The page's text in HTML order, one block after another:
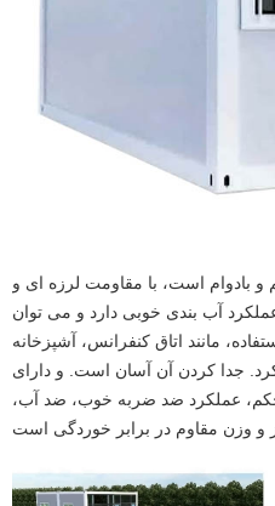
بادوام است، با مقاومت لرزه ای و
آب بندی خوبی دارد و می توان
مانند اتاق کنفرانس، آشپزخانه
کرد. جدا کردن آن آسان است. و دارای
عملکرد ضد ضربه خوب، ضد آب،